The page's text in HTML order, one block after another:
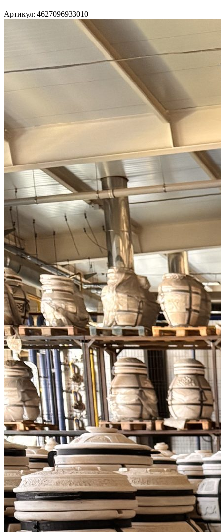
Артикул: 4627096933010